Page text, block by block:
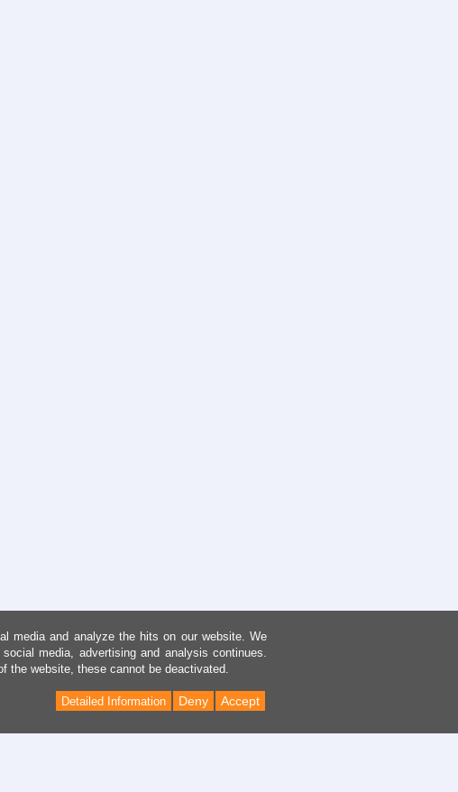
media and analyze the hits on our website. We
media, advertising and analysis continues.
the website, these cannot be deactivated.
Accept
Deny
Detailed Information